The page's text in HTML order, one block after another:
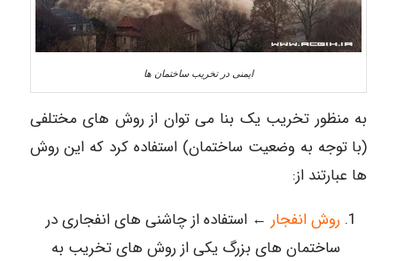
ایمنی در تخریب ساختمان ها
به منظور تخریب یک بنا می توان از روش های مختلفی
(با توجه به وضعیت ساختمان) استفاده کرد که این روش
ها عبارتند از:
روش انفجار ← استفاده از چاشنی های انفجاری در
ساختمان های بزرگ یکی از روش های تخریب به